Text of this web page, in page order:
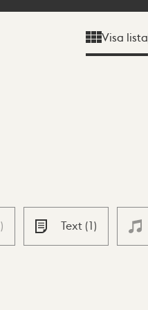
Visa lista
) Text (1)